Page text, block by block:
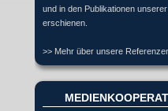
und in den Publikationen
erschienen.
>> Mehr über unsere